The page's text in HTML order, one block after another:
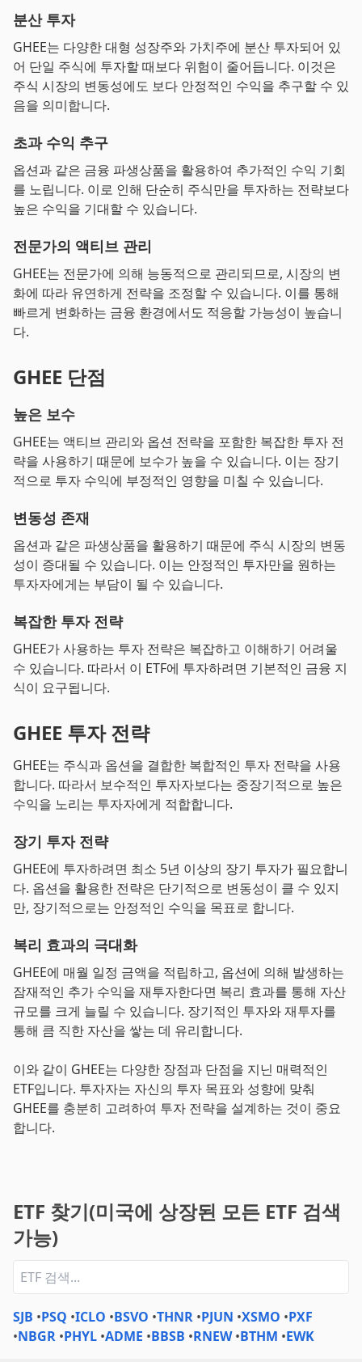
분산 투자
GHEE는 다양한 대형 성장주와 가치주에 분산 투자되어 있
어 단일 주식에 투자할 때보다 위험이 줄어듭니다. 이것은
주식 시장의 변동성에도 보다 안정적인 수익을 추구할 수 있
음을 의미합니다.
초과 수익 추구
옵션과 같은 금융 파생상품을 활용하여 추가적인 수익 기회
를 노립니다. 이로 인해 단순히 주식만을 투자하는 전략보다
높은 수익을 기대할 수 있습니다.
전문가의 액티브 관리
GHEE는 전문가에 의해 능동적으로 관리되므로, 시장의 변
화에 따라 유연하게 전략을 조정할 수 있습니다. 이를 통해
빠르게 변화하는 금융 환경에서도 적응할 가능성이 높습니
다.
GHEE 단점
높은 보수
GHEE는 액티브 관리와 옵션 전략을 포함한 복잡한 투자 전
략을 사용하기 때문에 보수가 높을 수 있습니다. 이는 장기
적으로 투자 수익에 부정적인 영향을 미칠 수 있습니다.
변동성 존재
옵션과 같은 파생상품을 활용하기 때문에 주식 시장의 변동
성이 증대될 수 있습니다. 이는 안정적인 투자만을 원하는
투자자에게는 부담이 될 수 있습니다.
복잡한 투자 전략
GHEE가 사용하는 투자 전략은 복잡하고 이해하기 어려울
수 있습니다. 따라서 이 ETF에 투자하려면 기본적인 금융 지
식이 요구됩니다.
GHEE 투자 전략
GHEE는 주식과 옵션을 결합한 복합적인 투자 전략을 사용
합니다. 따라서 보수적인 투자자보다는 중장기적으로 높은
수익을 노리는 투자자에게 적합합니다.
장기 투자 전략
GHEE에 투자하려면 최소 5년 이상의 장기 투자가 필요합니
다. 옵션을 활용한 전략은 단기적으로 변동성이 클 수 있지
만, 장기적으로는 안정적인 수익을 목표로 합니다.
복리 효과의 극대화
GHEE에 매월 일정 금액을 적립하고, 옵션에 의해 발생하는
잠재적인 추가 수익을 재투자한다면 복리 효과를 통해 자산
규모를 크게 늘릴 수 있습니다. 장기적인 투자와 재투자를
통해 큼 직한 자산을 쌓는 데 유리합니다.
이와 같이 GHEE는 다양한 장점과 단점을 지닌 매력적인
ETF입니다. 투자자는 자신의 투자 목표와 성향에 맞춰
GHEE를 충분히 고려하여 투자 전략을 설계하는 것이 중요
합니다.
ETF 찾기(미국에 상장된 모든 ETF 검색
가능)
SJB •PSQ •ICLO •BSVO •THNR •PJUN •XSMO •PXF
•NBGR •PHYL •ADME •BBSB •RNEW •BTHM •EWK